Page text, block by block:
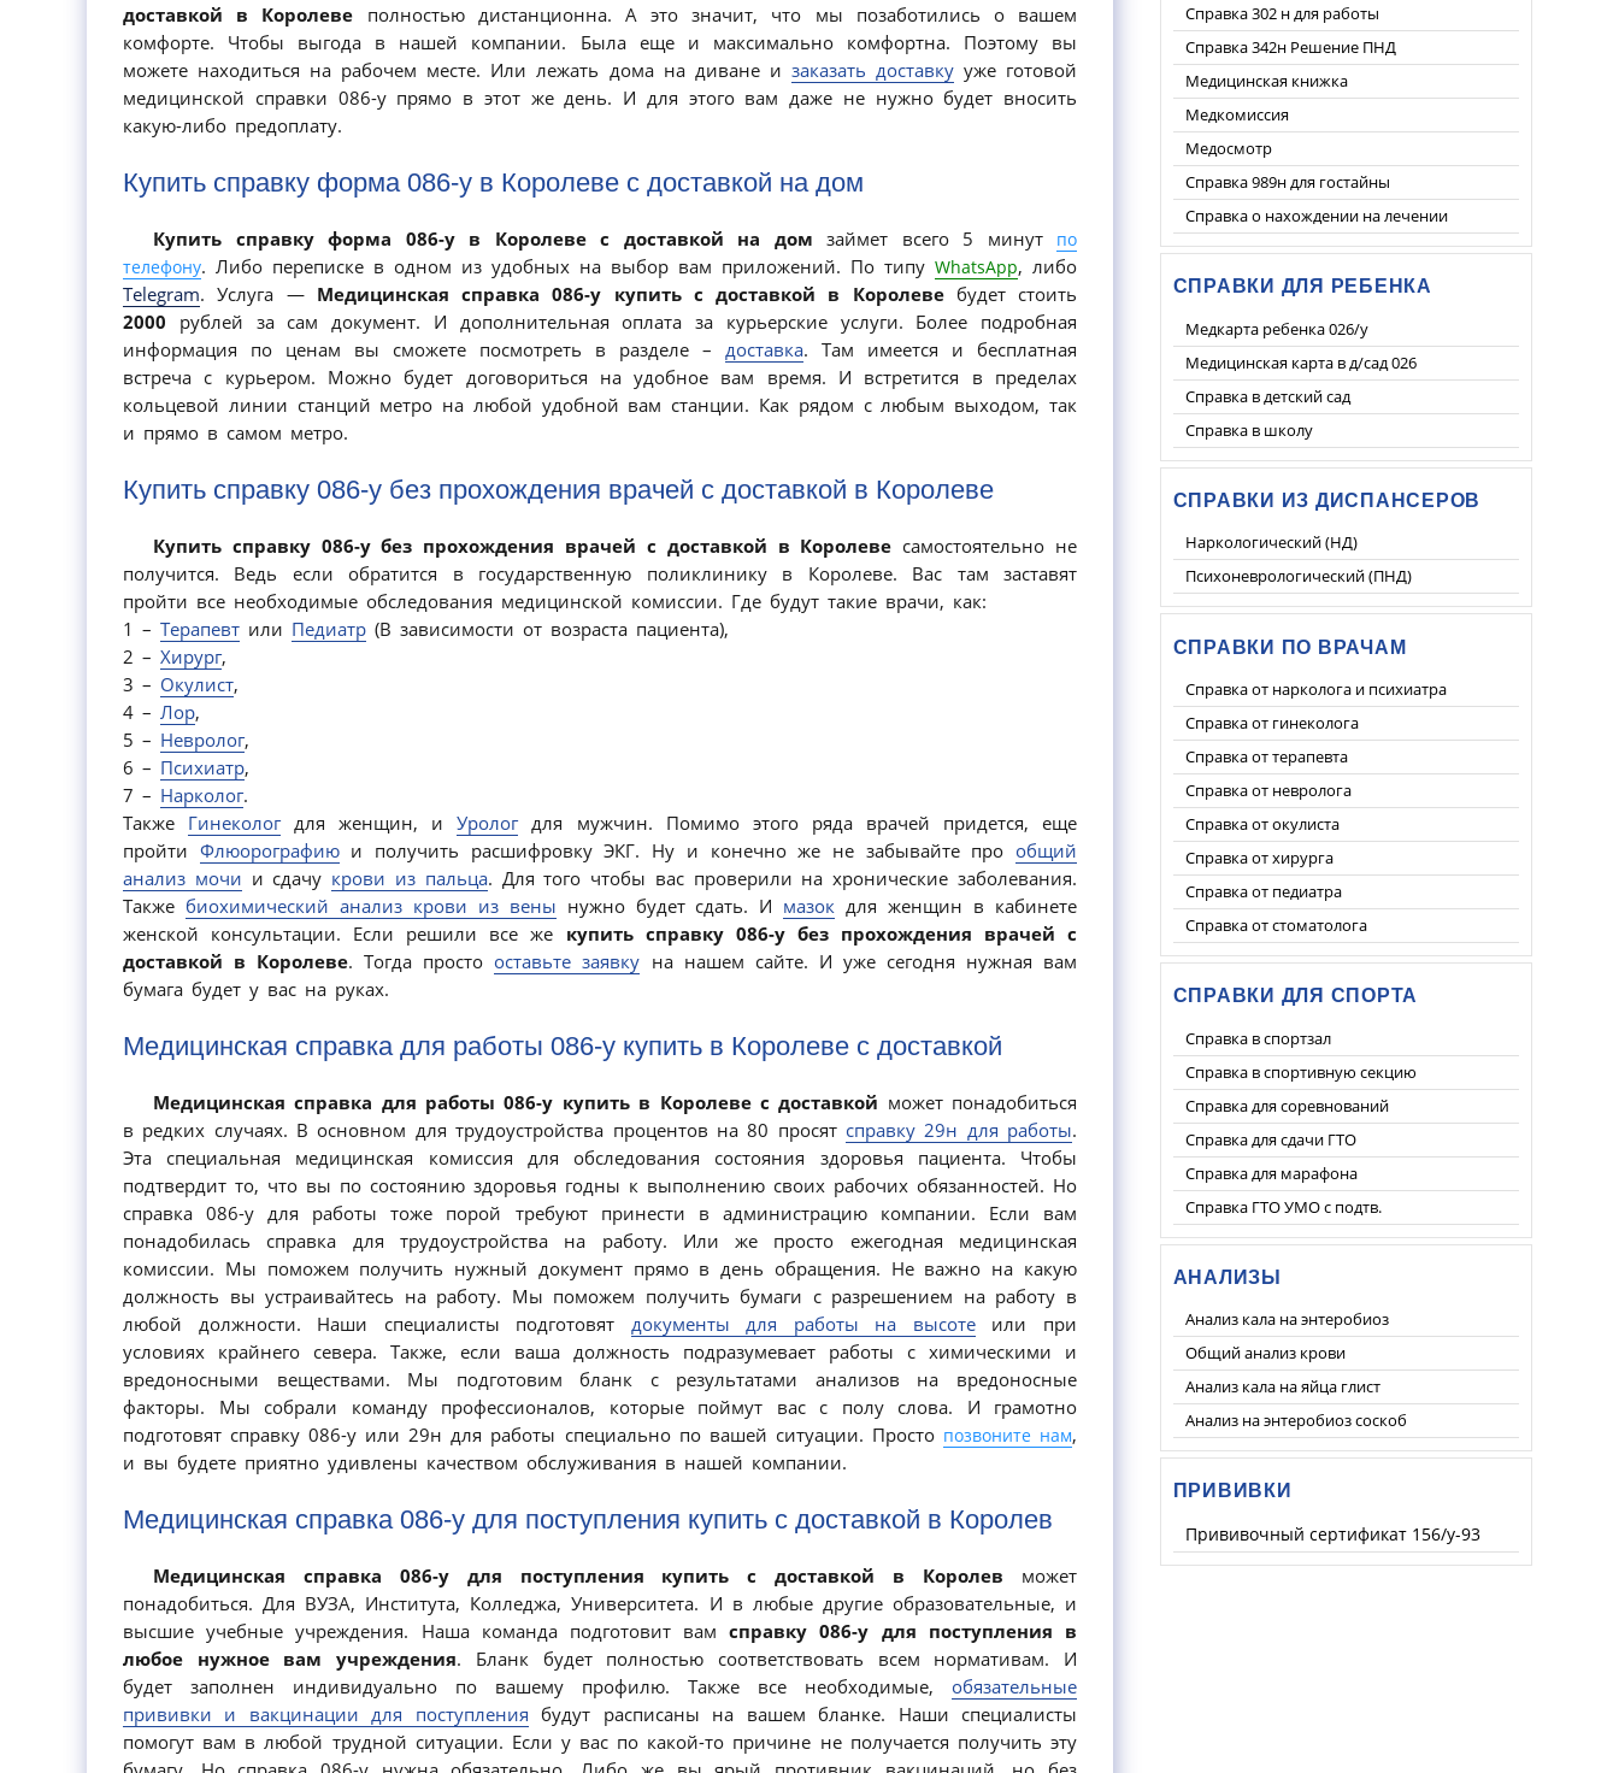
доставкой в Королеве полностью дистанционна. А это значит, что мы позаботились о вашем
комфорте. Чтобы выгода в нашей компании. Была еще и максимально комфортна. Поэтому вы
можете находиться на рабочем месте. Или лежать дома на диване и заказать доставкууже готовой
медицинской справки 086-у прямо в этот же день. И для этого вам даже не нужно будет вносить
какую-либо предоплату.
Купить справку форма 086-у в Королеве с доставкой на дом
Купить справку форма 086-у в Королеве с доставкой на дом займет всего 5 минут по
телефону. Либо переписке в одном из удобных на выбор вам приложений. По типу WhatsApp, либо
Telegram. Услуга — Медицинская справка 086-у купить с доставкой в Королевебудет стоить
2000 рублей за сам документ. И дополнительная оплата за курьерские услуги. Более подробная
информация по ценам вы сможете посмотреть в разделе – доставка. Там имеется и бесплатная
встреча с курьером. Можно будет договориться на удобное вам время. И встретится в пределах
кольцевой линии станций метро на любой удобной вам станции. Как рядом с любым выходом, так
и прямо в самом метро.
Купить справку 086-у без прохождения врачей с доставкой в Королеве
Купить справку 086-у без прохождения врачей с доставкой в Королеве самостоятельно не
получится. Ведь если обратится в государственную поликлинику в Королеве. Вас там заставят
пройти все необходимые обследования медицинской комиссии. Где будут такие врачи, как:
1 – Терапевт или Педиатр (В зависимости от возраста пациента),
2 – Хирург,
3 – Окулист,
4 – Лор,
5 – Невролог,
6 – Психиатр,
7 – Нарколог.
Также Гинекологдля женщин, иУрологдля мужчин. Помимо этого ряда врачей придется, еще
пройти Флюорографиюи получить расшифровку ЭКГ. Ну и конечно же не забывайте прообщий
анализ мочи и сдачу крови из пальца. Для того чтобы вас проверили на хронические заболевания.
Также биохимический анализ крови из вены нужно будет сдать. И мазок для женщин в кабинете
женской консультации. Если решили все же купить справку 086-у без прохождения врачей с
доставкой в Королеве. Тогда простооставьте заявку на нашем сайте. И уже сегодня нужная вам
бумага будет у вас на руках.
Медицинская справка для работы 086-у купить в Королеве с доставкой
Медицинская справка для работы 086-у купить в Королеве с доставкой может понадобиться
в редких случаях. В основном для трудоустройства процентов на 80 просят справку 29н для работы.
Эта специальная медицинская комиссия для обследования состояния здоровья пациента. Чтобы
подтвердит то, что вы по состоянию здоровья годны к выполнению своих рабочих обязанностей. Но
справка 086-у для работы тоже порой требуют принести в администрацию компании. Если вам
понадобилась справка для трудоустройства на работу. Или же просто ежегодная медицинская
комиссии. Мы поможем получить нужный документ прямо в день обращения. Не важно на какую
должность вы устраивайтесь на работу. Мы поможем получить бумаги с разрешением на работу в
любой должности. Наши специалисты подготовят документы для работы на высотеили при
условиях крайнего севера. Также, если ваша должность подразумевает работы с химическими и
вредоносными веществами. Мы подготовим бланк с результатами анализов на вредоносные
факторы. Мы собрали команду профессионалов, которые поймут вас с полу слова. И грамотно
подготовят справку 086-у или 29н для работы специально по вашей ситуации. Просто позвоните нам,
и вы будете приятно удивлены качеством обслуживания в нашей компании.
Медицинская справка 086-у для поступления купить с доставкой в Королев
Медицинская справка 086-у для поступления купить с доставкой в Королев может
понадобиться. Для ВУЗА, Института, Колледжа, Университета. И в любые другие образовательные, и
высшие учебные учреждения. Наша команда подготовит вамсправку 086-у для поступления в
любое нужное вам учреждения. Бланк будет полностью соответствовать всем нормативам. И
будет заполнен индивидуально по вашему профилю. Также все необходимые, обязательные
прививки и вакцинации для поступления будут расписаны на вашем бланке. Наши специалисты
помогут вам в любой трудной ситуации. Если у вас по какой-то причине не получается получить эту
Справка 302 н для работы
Справка 342н Решение ПНД
Медицинская книжка
Медкомиссия
Медосмотр
Справка 989н для гостайны
Справка о нахождении на лечении
СПРАВКИ ДЛЯ РЕБЕНКА
Медкарта ребенка 026/у
Медицинская карта в д/сад 026
Справка в детский сад
Справка в школу
СПРАВКИ ИЗ ДИСПАНСЕРОВ
Наркологический (НД)
Психоневрологический (ПНД)
СПРАВКИ ПО ВРАЧАМ
Справка от нарколога и психиатра
Справка от гинеколога
Справка от терапевта
Справка от невролога
Справка от окулиста
Справка от хирурга
Справка от педиатра
Справка от стоматолога
СПРАВКИ ДЛЯ СПОРТА
Справка в спортзал
Справка в спортивную секцию
Справка для соревнований
Справка для сдачи ГТО
Справка для марафона
Справка ГТО УМО с подтв.
АНАЛИЗЫ
Анализ кала на энтеробиоз
Общий анализ крови
Анализ кала на яйца глист
Анализ на энтеробиоз соскоб
ПРИВИВКИ
Прививочный сертификат 156/у-93